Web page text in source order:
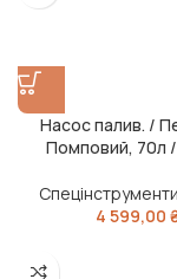
Насос палив. /
Помповий, 70л /
4 599,00